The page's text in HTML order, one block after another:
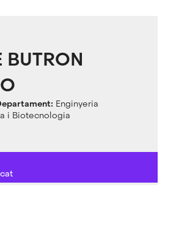
BUTRON
Enginyeria
i Biotecnologia